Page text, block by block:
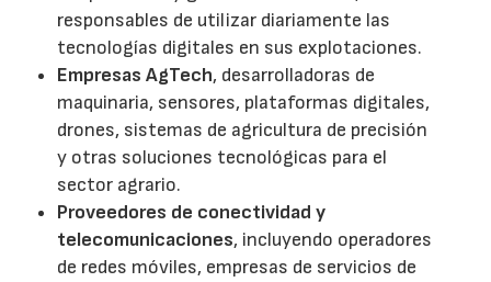
responsables de utilizar diariamente las
tecnologías digitales en sus explotaciones.
Empresas AgTech, desarrolladoras de
maquinaria, sensores, plataformas digitales,
drones, sistemas de agricultura de precisión
y otras soluciones tecnológicas para el
sector agrario.
Proveedores de conectividad y
telecomunicaciones, incluyendo operadores
de redes móviles, empresas de servicios de